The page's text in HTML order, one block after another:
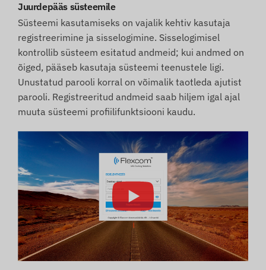
Juurdepääs süsteemile
Süsteemi kasutamiseks on vajalik kehtiv kasutaja
registreerimine ja sisselogimine. Sisselogimisel
kontrollib süsteem esitatud andmeid; kui andmed on
õiged, pääseb kasutaja süsteemi teenustele ligi.
Unustatud parooli korral on võimalik taotleda ajutist
parooli. Registreeritud andmeid saab hiljem igal ajal
muuta süsteemi profiilifunktsiooni kaudu.